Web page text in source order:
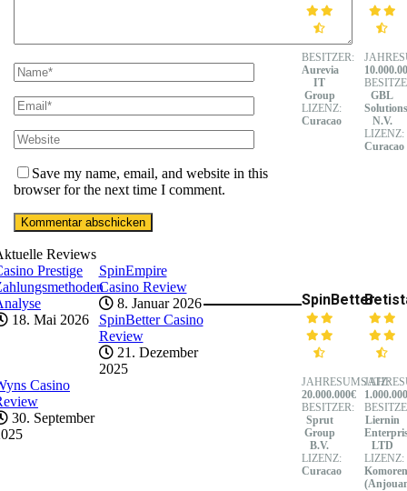
Save my name, email, and website in this
browser for the next time I comment.
BESITZER:
Aurevia
IT
Group
LIZENZ:
Curacao
GBL
Solutions
N.V.
LIZENZ:
Curacao
SpinBetter
JAHRESUMSATZ:
20.000.000€
BESITZER:
Sprut
Group
B.V.
LIZENZ:
Curacao
Liernin
LTD
LIZENZ:
Komoren
Reviews
Prestige
18. Mai 2026
SpinEmpire
Casino Review
8. Januar 2026
SpinBetter Casino
Review
21. Dezember
2025
Casino
30. September